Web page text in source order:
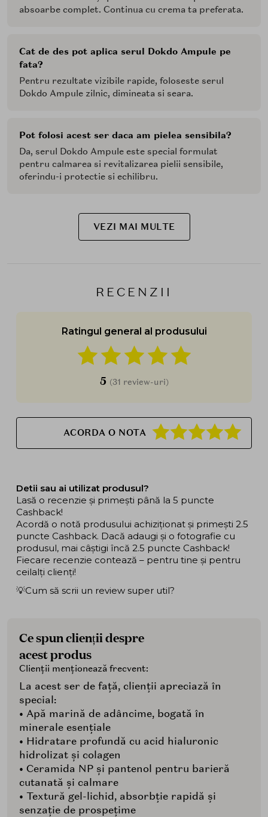
absoarbe complet. Continua cu crema ta preferata.
Cat de des pot aplica serul Dokdo Ampule pe
fata?
Pentru rezultate vizibile rapide, foloseste serul
Dokdo Ampule zilnic, dimineata si seara.
Pot folosi acest ser daca am pielea sensibila?
Da, serul Dokdo Ampule este special formulat
pentru calmarea si revitalizarea pielii sensibile,
oferindu-i protectie si echilibru.
VEZI MAI MULTE
RECENZII
Ratingul general al produsului
5 (31 review-uri)
ACORDA O NOTA
Detii sau ai utilizat produsul?
Lasă o recenzie și primești până la 5 puncte
Cashback!
Acordă o notă produsului achiziționat și primești 2.5
puncte Cashback. Dacă adaugi și o fotografie cu
produsul, mai câștigi încă 2.5 puncte Cashback!
Fiecare recenzie contează – pentru tine și pentru
ceilalți clienți!
💡Cum să scrii un review super util?
Ce spun clienții despre
acest produs
Clienții menționează frecvent:
La acest ser de față, clienții apreciază în
special:
• Apă marină de adâncime, bogată în
minerale esențiale
• Hidratare profundă cu acid hialuronic
hidrolizat și colagen
• Ceramida NP și pantenol pentru barieră
cutanată și calmare
• Textură gel-lichid, absorbție rapidă și
senzație de prospețime